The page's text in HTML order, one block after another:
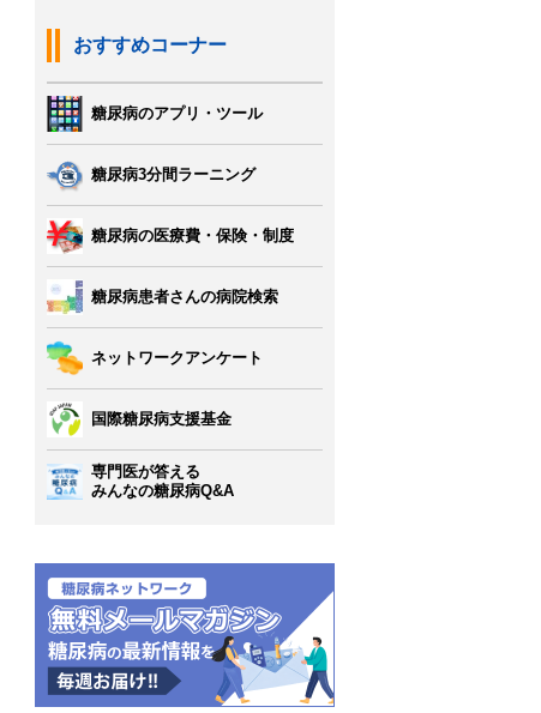
おすすめコーナー
糖尿病のアプリ・ツール
糖尿病3分間ラーニング
糖尿病の医療費・保険・制度
糖尿病患者さんの病院検索
ネットワークアンケート
国際糖尿病支援基金
専門医が答える
みんなの糖尿病Q&A